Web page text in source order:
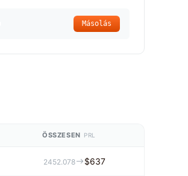
Másolás
ÖSSZESEN PRL
2452.078 $637